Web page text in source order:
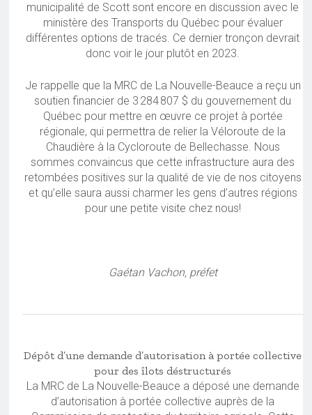
municipalité de Scott sont encore en discussion avec le
ministère des Transports du Québec pour évaluer
différentes options de tracés. Ce dernier tronçon devrait
donc voir le jour plutôt en 2023.
Je rappelle que la MRC de La Nouvelle-Beauce a reçu un
soutien financier de 3 284 807 $ du gouvernement du
Québec pour mettre en œuvre ce projet à portée
régionale, qui permettra de relier la Véloroute de la
Chaudière à la Cycloroute de Bellechasse. Nous
sommes convaincus que cette infrastructure aura des
retombées positives sur la qualité de vie de nos citoyens
et qu’elle saura aussi charmer les gens d’autres régions
pour une petite visite chez nous!
Gaétan Vachon, préfet
Dépôt d’une demande d’autorisation à portée collective
pour des îlots déstructurés
La MRC de La Nouvelle-Beauce a déposé une demande
d’autorisation à portée collective auprès de la